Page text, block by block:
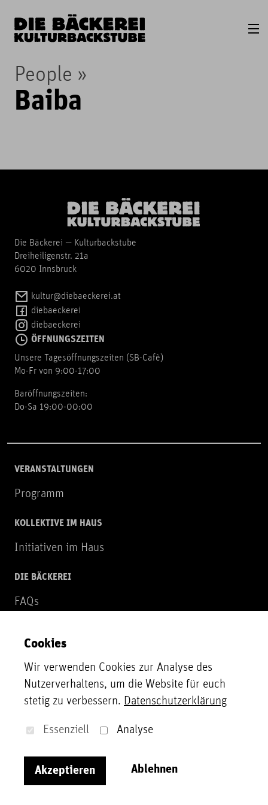
People
Baiba
Die Bäckerei — Kulturbackstube
Dreiheiligenstr. 21a
6020 Innsbruck
kultur@diebaeckerei.at
diebaeckerei
diebaeckerei
ÖFFNUNGSZEITEN
Unsere Tagesöffnungszeiten (SB-Cafè)
Mo-Fr von 9:00-17:00
Baröffnungszeiten:
Do-Sa 19:00-00:00
VERANSTALTUNGEN
Programm
KOLLEKTIVE IM HAUS
Initiativen im Haus
DIE BÄCKEREI
FAQs
NEWSLETTER
Zur Newsletter Anmeldung
UNTERSTÜTZER*INNEN
Unsere Partner*innen, Fördergeber*innen und
Cookies
Wir verwenden Cookies zur Analyse des
Nutzerverhaltens, um die Website für euch
stetig zu verbessern. Datenschutzerklärung
Essenziell Analyse
Akzeptieren Ablehnen